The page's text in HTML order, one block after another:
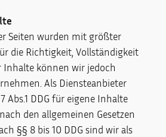
Seiten wurden mit größter
die Richtigkeit, Vollständigkeit
Inhalte können wir jedoch
Als Diensteanbieter
Abs.1 DDG für eigene Inhalte
den allgemeinen Gesetzen
§§ 8 bis 10 DDG sind wir als